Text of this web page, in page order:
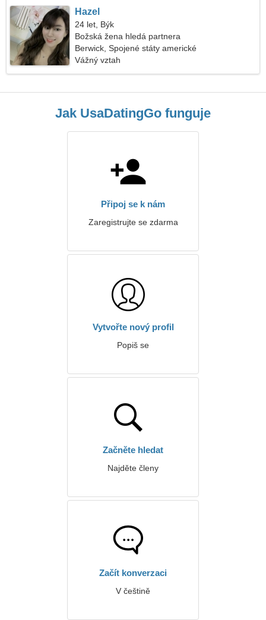
Hazel
24 let, Býk
Božská žena hledá partnera
Berwick, Spojené státy americké
Vážný vztah
Jak UsaDatingGo funguje
Připoj se k nám
Zaregistrujte se zdarma
Vytvořte nový profil
Popiš se
Začněte hledat
Najděte členy
Začít konverzaci
V češtině